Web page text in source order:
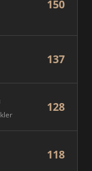
150
137
128
118